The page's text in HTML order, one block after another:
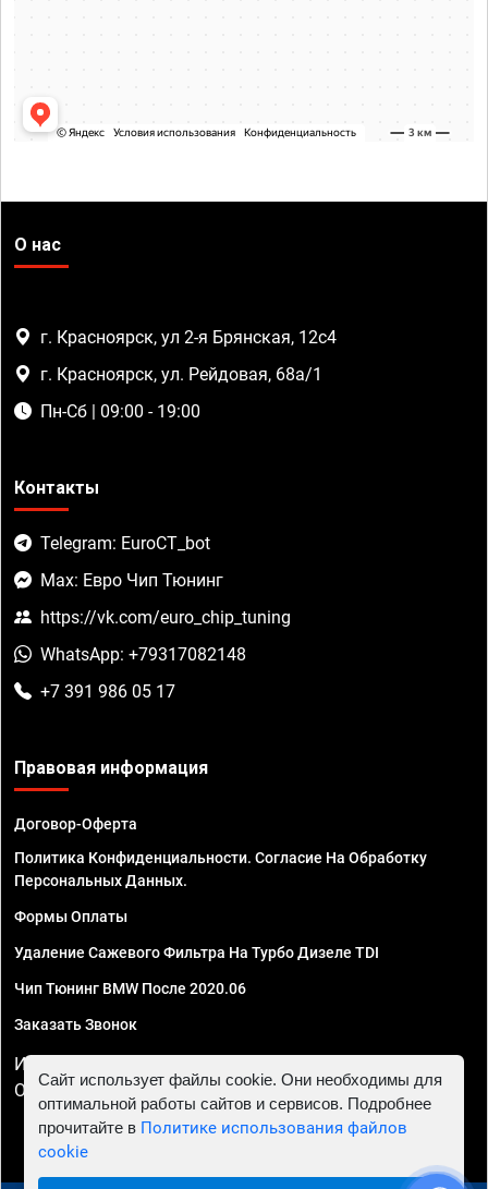
О нас
г. Красноярск, ул 2-я Брянская, 12с4
г. Красноярск, ул. Рейдовая, 68а/1
Пн-Сб | 09:00 - 19:00
Контакты
Telegram: EuroCT_bot
Max: Евро Чип Тюнинг
https://vk.com/euro_chip_tuning
WhatsApp: +79317082148
+7 391 986 05 17
Правовая информация
Договор-Оферта
Политика Конфиденциальности. Согласие На Обработку
Персональных Данных.
Формы Оплаты
Удаление Сажевого Фильтра На Турбо Дизеле TDI
Чип Тюнинг BMW После 2020.06
Заказать Звонок
ИП Смирнов Георгий Павлович. ИНН 781302555843,
ОГРНИП 324470400032610
Сайт использует файлы cookie. Они необходимы для
оптимальной работы сайтов и сервисов. Подробнее
прочитайте в Политике использования файлов
cookie